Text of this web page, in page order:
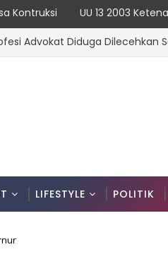
Kontruksi UU 13 2003
Diduga Dilecehkan Saat
LIFESTYLE POLITIK